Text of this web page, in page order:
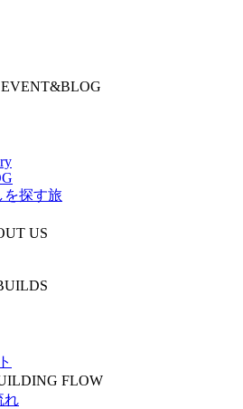
EVENT&BLOG
を探す旅
US
FLOW
れ